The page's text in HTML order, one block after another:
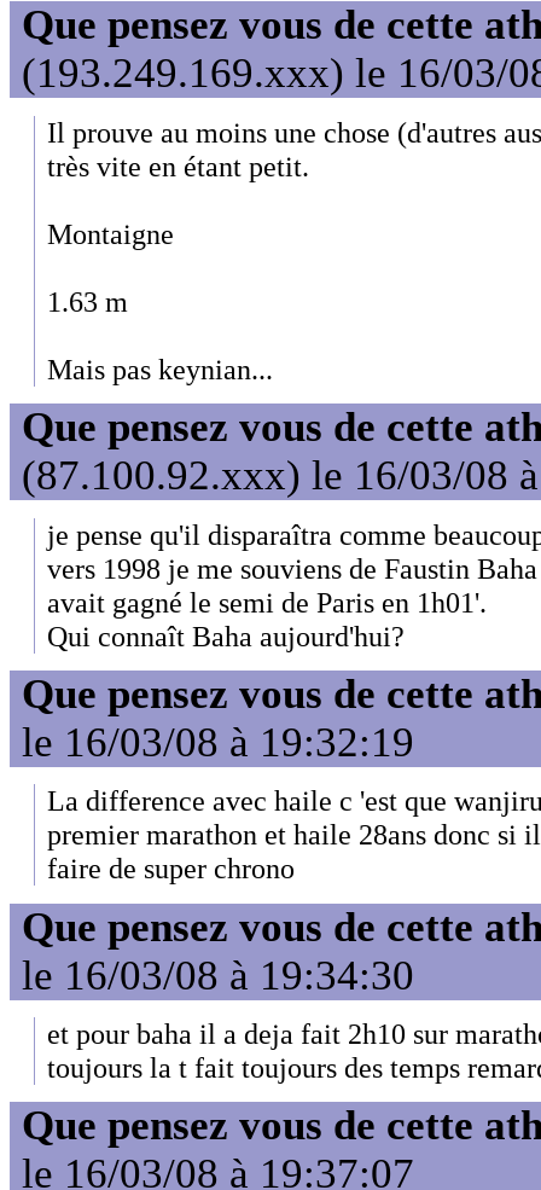
Que pensez vous de cette
(193.249.169.xxx) le 16/03/
Il prouve au moins une chose (d'autres
très vite en étant petit.
Montaigne
1.63 m
Mais pas keynian...
Que pensez vous de cette
(87.100.92.xxx) le 16/03/08
je pense qu'il disparaîtra comme
vers 1998 je me souviens de Faustin
avait gagné le semi de Paris en 1h01'.
Qui connaît Baha aujourd'hui?
Que pensez vous de cette
le 16/03/08 à 19:32:19
La difference avec haile c 'est que
premier marathon et haile 28ans donc si
faire de super chrono
Que pensez vous de cette
le 16/03/08 à 19:34:30
et pour baha il a deja fait 2h10 sur
toujours la t fait toujours des temps
Que pensez vous de cette
le 16/03/08 à 19:37:07